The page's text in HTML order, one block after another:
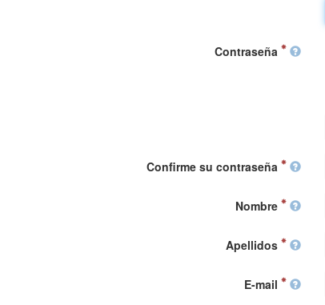
Contraseña
Confirme su contraseña
Nombre
Apellidos
E-mail